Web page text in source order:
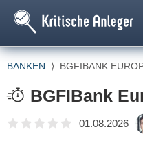
BANKEN ⟩ BGFIBANK
BGFIBank
01.08.2026